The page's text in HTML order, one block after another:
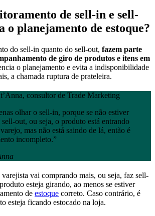
de sell-in e sell-
o planejamento de estoque?
do sell-in quanto do sell-out, fazem parte
de giro de produtos e itens em
o planejamento e evita a indisponibilidade
a chamada ruptura de prateleira.
olhar o sell-in, porque se não estiver
out, ou seja, o produto está entrando
mas não está saindo de lá, então é
incompleto.”
vai comprando mais, ou seja, faz sell-
esteja girando, ao menos se estiver
de estoque correto. Caso contrário, é
esteja ficando estocado na loja.